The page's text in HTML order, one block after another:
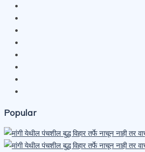
Popular